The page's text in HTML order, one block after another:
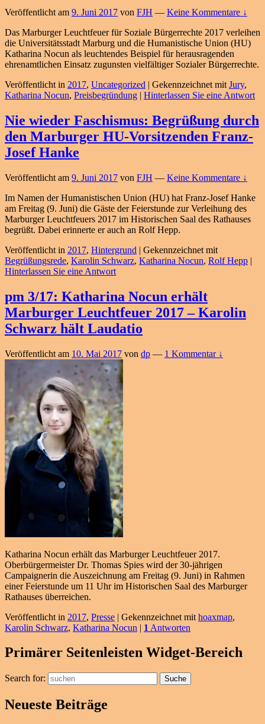
Veröffentlicht am 9. Juni 2017 von FJH — Keine Kommentare ↓
Das Marburger Leuchtfeuer für Soziale Bürgerrechte 2017 verleihen
die Universitätsstadt Marburg und die Humanistische Union (HU)
Katharina Nocun als leuchtendes Beispiel für herausragenden
ehrenamtlichen Einsatz zugunsten vielfältiger Sozialer Bürgerrechte.
Veröffentlicht in 2017, Uncategorized | Gekennzeichnet mit Jury,
Katharina Nocun, Preisbegründung | Hinterlassen Sie eine Antwort
Nie wieder Faschismus: Begrüßung durch
den Marburger HU-Vorsitzenden Franz-
Josef Hanke
Veröffentlicht am 9. Juni 2017 von FJH — Keine Kommentare ↓
Im Namen der Humanistischen Union (HU) hat Franz-Josef Hanke
am Freitag (9. Juni) die Gäste der Feierstunde zur Verleihung des
Marburger Leuchtfeuers 2017 im Historischen Saal des Rathauses
begrüßt. Dabei erinnerte er auch an Rolf Hepp.
Veröffentlicht in 2017, Hintergrund | Gekennzeichnet mit
Begrüßungsrede, Karolin Schwarz, Katharina Nocun, Rolf Hepp |
Hinterlassen Sie eine Antwort
pm 3/17: Katharina Nocun erhält
Marburger Leuchtfeuer 2017 – Karolin
Schwarz hält Laudatio
Veröffentlicht am 10. Mai 2017 von dp — 1 Kommentar ↓
Katharina Nocun erhält das Marburger Leuchtfeuer 2017.
Oberbürgermeister Dr. Thomas Spies wird der 30-jährigen
Campaignerin die Auszeichnung am Freitag (9. Juni) in Rahmen
einer Feierstunde um 11 Uhr im Historischen Saal des Marburger
Rathauses überreichen.
Veröffentlicht in 2017, Presse | Gekennzeichnet mit hoaxmap,
Karolin Schwarz, Katharina Nocun | 1 Antworten
Primärer Seitenleisten Widget-Bereich
Search for: Suche
Neueste Beiträge